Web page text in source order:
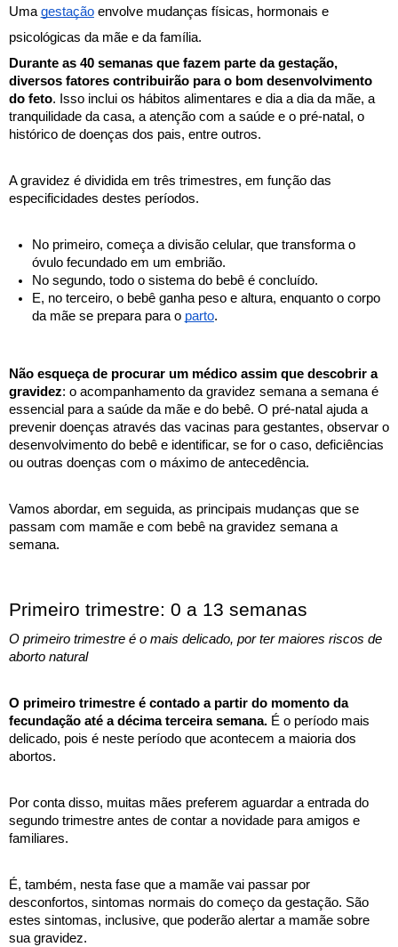
Uma gestação envolve mudanças físicas, hormonais e
psicológicas da mãe e da família.
Durante as 40 semanas que fazem parte da gestação,
diversos fatores contribuirão para o bom desenvolvimento
do feto. Isso inclui os hábitos alimentares e dia a dia da mãe, a
tranquilidade da casa, a atenção com a saúde e o pré-natal, o
histórico de doenças dos pais, entre outros.
A gravidez é dividida em três trimestres, em função das
especificidades destes períodos.
No primeiro, começa a divisão celular, que transforma o
óvulo fecundado em um embrião.
No segundo, todo o sistema do bebê é concluído.
E, no terceiro, o bebê ganha peso e altura, enquanto o corpo
da mãe se prepara para o parto.
Não esqueça de procurar um médico assim que descobrir a
gravidez: o acompanhamento da gravidez semana a semana é
essencial para a saúde da mãe e do bebê. O pré-natal ajuda a
prevenir doenças através das vacinas para gestantes, observar o
desenvolvimento do bebê e identificar, se for o caso, deficiências
ou outras doenças com o máximo de antecedência.
Vamos abordar, em seguida, as principais mudanças que se
passam com mamãe e com bebê na gravidez semana a
semana.
Primeiro trimestre: 0 a 13 semanas
O primeiro trimestre é o mais delicado, por ter maiores riscos de
aborto natural
O primeiro trimestre é contado a partir do momento da
fecundação até a décima terceira semana. É o período mais
delicado, pois é neste período que acontecem a maioria dos
abortos.
Por conta disso, muitas mães preferem aguardar a entrada do
segundo trimestre antes de contar a novidade para amigos e
familiares.
É, também, nesta fase que a mamãe vai passar por
desconfortos, sintomas normais do começo da gestação. São
estes sintomas, inclusive, que poderão alertar a mamãe sobre
sua gravidez.